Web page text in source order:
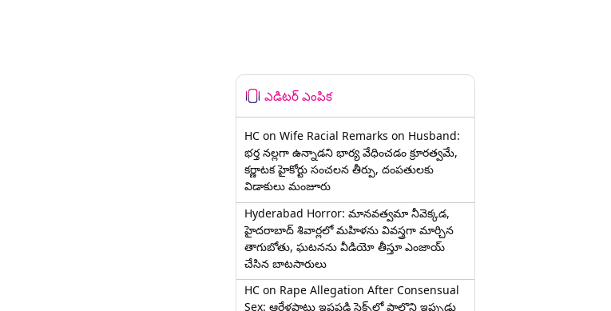
ఎడిటర్ ఎంపిక
HC on Wife Racial Remarks on Husband:
భర్త న‌ల్ల‌గా ఉన్నాడ‌ని భార్య వేధించ‌డం క్రూర‌త్వ‌మే,
కర్ణాటక హైకోర్టు సంచలన తీర్పు, దంపతులకు
విడాకులు మంజూరు
Hyderabad Horror: మానవత్వమా నీవెక్కడ,
హైదరాబాద్ శివార్లలో మహిళను వివస్త్రగా మార్చిన
తాగుబోతు, ఘటనను వీడియో తీస్తూ ఎంజాయ్
చేసిన బాటసారులు
HC on Rape Allegation After Consensual
Sex: ఆరేళ్లపాటు ఇష్టపడి సెక్స్‌లో పాల్గొని ఇప్పుడు